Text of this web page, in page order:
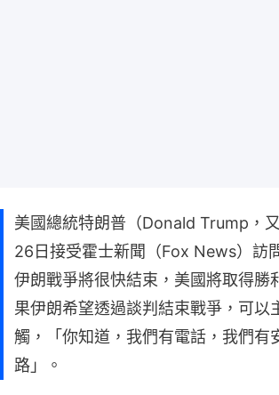
美國總統特朗普（Donald Trump，
26日接受霍士新聞（Fox News）訪
伊朗戰爭將很快結束，美國將取得勝
果伊朗希望透過談判結束戰爭，可以
觸，「你知道，我們有電話，我們有
路」。